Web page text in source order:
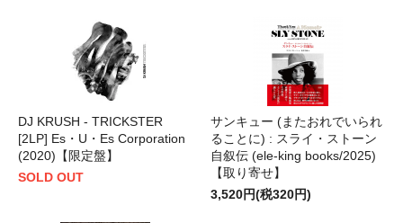
DJ KRUSH - TRICKSTER
[2LP] Es・U・Es Corporation
(2020)【限定盤】
SOLD OUT
サンキュー (またおれでいられ
ることに) : スライ・ストーン
自叙伝 (ele-king books/2025)
【取り寄せ】
3,520円(税320円)